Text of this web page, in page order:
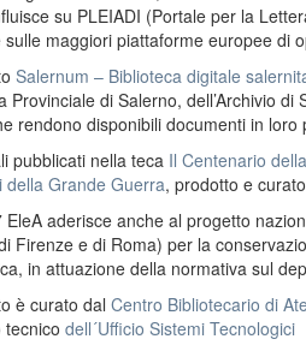
su PLEIADI (Portale per la
sulle maggiori piattaforme europee di
Salernum – Biblioteca digitale
Provinciale di Salerno, dell’Archivio
rendono disponibili documenti in
pubblicati nella teca Il Centenario
della Grande Guerra, prodotto e
EleA aderisce anche al progetto
Firenze e di Roma) per la
in attuazione della normativa sul
è curato dal Centro Bibliotecario di
dell´Ufficio Sistemi Tecnologici